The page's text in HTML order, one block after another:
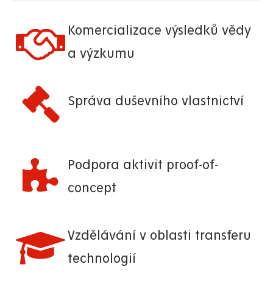
Komercializace výsledků vědy
a výzkumu
Správa duševního vlastnictví
Podpora aktivit proof-of-
concept
Vzdělávání v oblasti transferu
technologií